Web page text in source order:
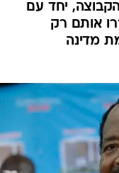
הקבוצה, יחד עם
אותם רק
מדינה